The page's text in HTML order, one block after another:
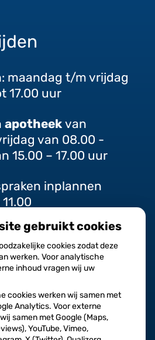
maandag t/m vrijdag
17.00 uur
apotheek van
van 08.00 -
15.00 – 17.00 uur
inplannen
Vragen
stellen
gebruikt cookies
cookies zodat deze
werken. Voor analytische
inhoud vragen wij uw
cookies werken wij samen met
Analytics. Voor externe
samen met Google (Maps,
YouTube, Vimeo,